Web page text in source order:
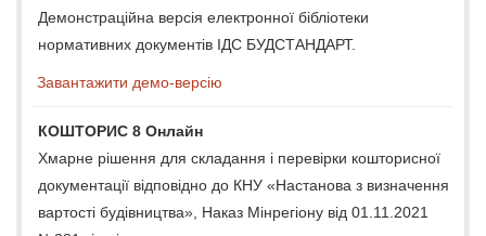
Демонстраційна версія електронної бібліотеки
нормативних документів ІДС БУДСТАНДАРТ.
Завантажити демо-версію
КОШТОРИС 8 Онлайн
Хмарне рішення для складання і перевірки кошторисної
документації відповідно до КНУ «Настанова з визначення
вартості будівництва», Наказ Мінрегіону від 01.11.2021